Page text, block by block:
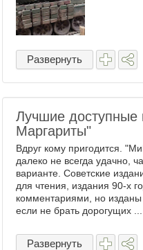
Развернуть
Лучшие доступные
Маргариты"
Вдруг кому пригодится.
далеко не всегда удачно,
варианте. Советские
для чтения, издания 90-х
комментариями, но
если не брать дорогущих ...
Развернуть